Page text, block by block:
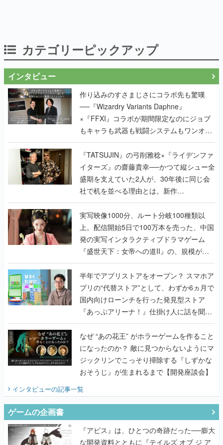
カテゴリーピックアップ
インタビュー
作り込みのすさまじさにコラボ先も驚嘆
──『Wizardry Variants Daphne』
×『FFXI』コラボが期間限定なのにジョブ
もキャラも武器も戦闘システムもワンオフ
で作り込まれた理由を両ディレクターに聞
く
『TATSUJIN』の弓削雅稔×『ライデンファ
イターズ』の齋藤貴幸──かつて縦シュー全
盛期を支えていた2人が、30年後に同じ会
社で机を並べる理由とは。新作
『TATSUJIN EXTREME』で初タッグを組
んだレジェンド2人に訊く開発秘話
実写映像1000分、ルート分岐100種類以
上。配信開始5日で100万本を売った、中国
発の実写インタラクティブドラマゲーム
『盛世天下：女帝への道II』の、規模が違
うこだわりをプロデューサーに聞いた
半年でアプリストアをオープン？ スマホア
プリの“代替ストア”として、わずか6ヵ月で
国内向けローンチを行った発見型ストア
『あっぷアリーナ！』仕掛け人に話を聞い
てみた
なぜ “あの花王” がホラーゲームを作ること
になったのか？ 敵に見つからないようにマ
ジックリンでこっそり掃除する『しずかな
おそうじ』が生まれるまで【開発座談会】
インタビューの記事一覧
ゲームの企画書
『アビス』は、ひとつの奇跡だった──膨大
な開発資料とともに『テイルズ オブ ジ ア